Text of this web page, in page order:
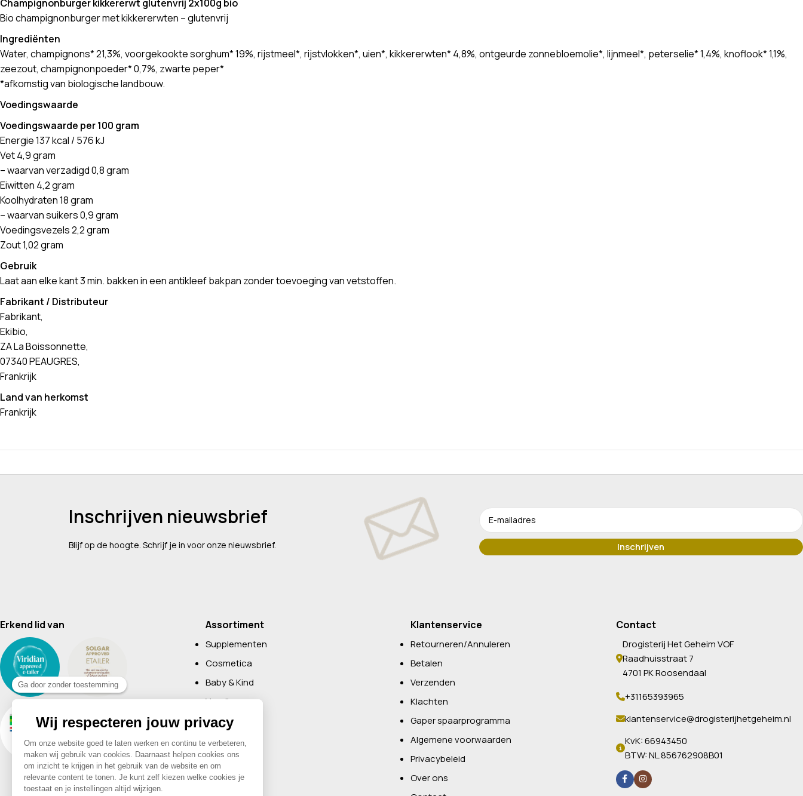
Champignonburger kikkererwt glutenvrij 2x100g bio
Bio champignonburger met kikkererwten – glutenvrij
Ingrediënten
Water, champignons* 21,3%, voorgekookte sorghum* 19%, rijstmeel*, rijstvlokken*, uien*, kikkererwten* 4,8%, ontgeurde zonnebloemolie*, lijnmeel*, peterselie* 1,4%, knoflook* 1,1%,
zeezout, champignonpoeder* 0,7%, zwarte peper*
*afkomstig van biologische landbouw.
Voedingswaarde
Voedingswaarde per 100 gram
Energie 137 kcal / 576 kJ
Vet 4,9 gram
– waarvan verzadigd 0,8 gram
Eiwitten 4,2 gram
Koolhydraten 18 gram
– waarvan suikers 0,9 gram
Voedingsvezels 2,2 gram
Zout 1,02 gram
Gebruik
Laat aan elke kant 3 min. bakken in een antikleef bakpan zonder toevoeging van vetstoffen.
Fabrikant / Distributeur
Fabrikant,
Ekibio,
ZA La Boissonnette,
07340 PEAUGRES,
Frankrijk
Land van herkomst
Frankrijk
Inschrijven nieuwsbrief
Blijf op de hoogte. Schrijf je in voor onze nieuwsbrief.
Erkend lid van Assortiment
Supplementen
Cosmetica
Baby & Kind
Voeding
Boeken
Huishoudelijk
Non-Food
Diervoeding
Klantenservice
Retourneren/Annuleren
Betalen
Verzenden
Klachten
Gaper spaarprogramma
Algemene voorwaarden
Privacybeleid
Over ons
Contact
Drogisterij Het Geheim VOF
Raadhuisstraat 7
4701 PK Roosendaal
+31165393965
klantenservice@drogisterijhetgeheim.nl
KvK: 66943450
BTW: NL.856762908B01